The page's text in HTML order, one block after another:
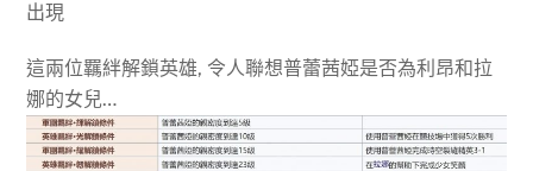
出現
這兩位羈絆解鎖英雄, 令人聯想普蕾茜婭是否為利昂和拉
娜的女兒…